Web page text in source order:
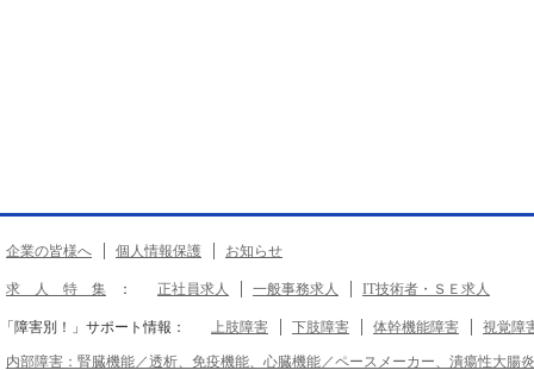
企業の皆様へ 個人情報保護 お知らせ
求 人 特 集 ： 正社員求人 一般事務求人 IT技術者・ＳＥ求人
「障害別！」サポート情報： 上肢障害 下肢障害 体幹機能障害 視覚障
内部障害：腎臓機能／透析、免疫機能、心臓機能／ペースメーカー、潰瘍性大腸